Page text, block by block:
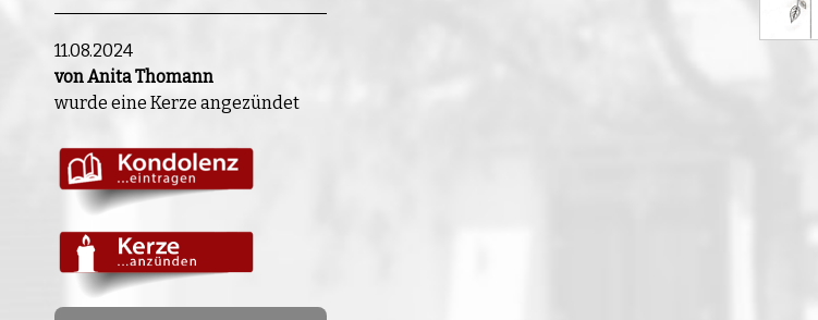
11.08.2024
von Anita Thomann
wurde eine Kerze angezündet